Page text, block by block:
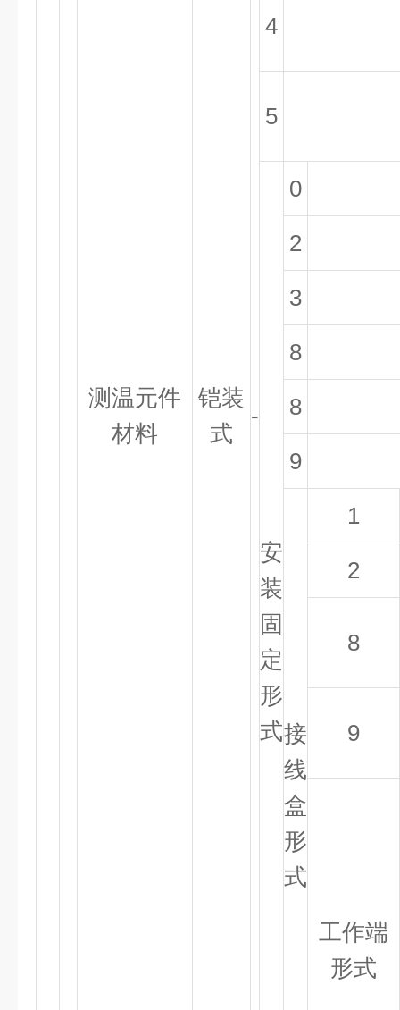
测温元件
材料
铠装
式
-
4
5
安
装
固
定
形
式
0
2
3
8
8
9
接
线
盒
形
式
1
2
8
9
工作端
形式